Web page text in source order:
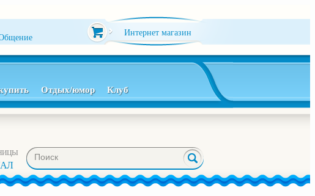
Интернет магазин
Отдых/юмор Клуб